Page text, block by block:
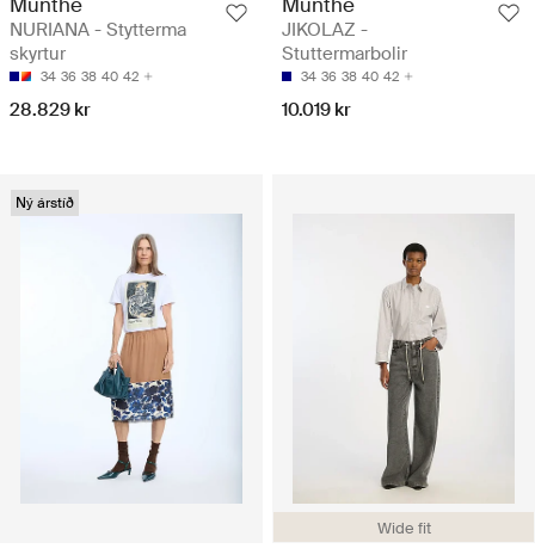
NURIANA - Stytterma
skyrtur
34 36 38 40 42
28.829 kr
JIKOLAZ -
Stuttermarbolir
34 36 38 40 42
10.019 kr
Ný árstíð
Wide fit